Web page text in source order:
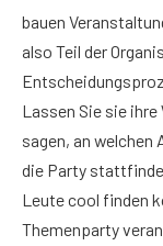
bauen
also Teil der
Lassen Sie sie
sagen, an
die Party
Leute cool finden
Themenparty